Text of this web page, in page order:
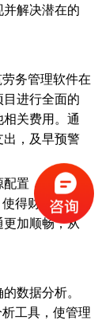
解决潜在的
务管理软件在
进行全面的
关费用。通
出，及早预警
置，确保项
得财务、采购
更加顺畅，从
数据分析。
工具，使管理